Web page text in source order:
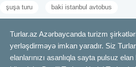
şuşa turu baki istanbul avtobus
Turlar.az Azərbaycanda turizm
yerləşdirməyə imkan yaradır. Siz
elanlarınızı asanlıqla sayta pulsuz